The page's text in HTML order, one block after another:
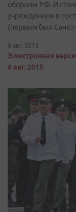
обороны РФ. И
учреждением в
(первым был Санкт-
6 авг. 2015
Электронная
6 авг. 2015